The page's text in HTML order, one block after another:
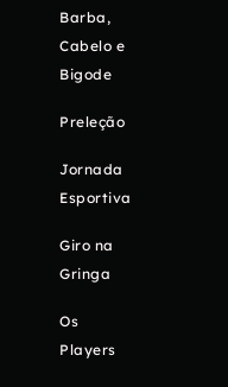
Barba,
Cabelo e
Bigode
Preleção
Jornada
Esportiva
Giro na
Gringa
Os
Players